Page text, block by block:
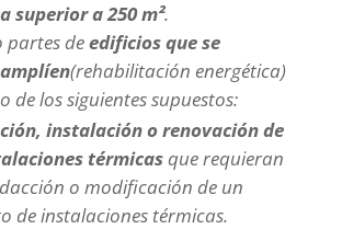
superior a 250 m².
partes deedificios que se
(rehabilitación energética)
de los siguientes supuestos:
instalación o renovación de
térmicas que requieran
o modificación de un
de instalaciones térmicas.